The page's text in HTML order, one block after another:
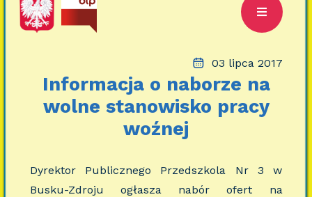
03 lipca 2017
Informacja o naborze na
wolne stanowisko pracy
woźnej
Dyrektor Publicznego Przedszkola Nr 3 w
Busku-Zdroju ogłasza nabór ofert na